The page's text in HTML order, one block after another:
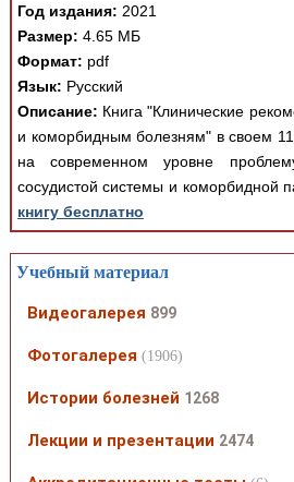
Год издания: 2021
Размер: 4.65 МБ
Формат: pdf
Язык: Русский
Описание: Книга "Клинические
и коморбидным болезням" в своем
на современном уровне
сосудистой системы и коморбидной
книгу бесплатно
Учебный материал
Видеогалерея 899
Фотогалерея (1906)
Истории болезней 1268
Лекции и презентации 2474